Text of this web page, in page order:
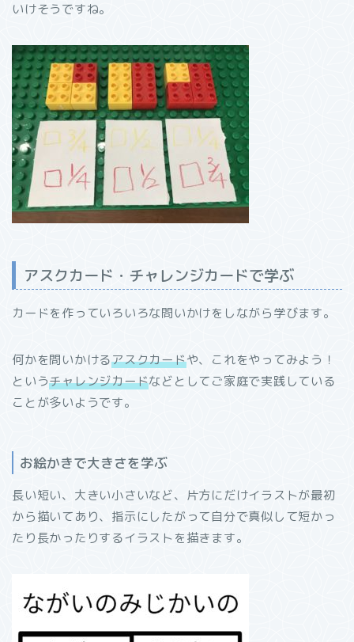
いけそうですね。
アスクカード・チャレンジカードで学ぶ
カードを作っていろいろな問いかけをしながら学びます。
何かを問いかけるアスクカードや、これをやってみよう！
というチャレンジカードなどとしてご家庭で実践している
ことが多いようです。
お絵かきで大きさを学ぶ
長い短い、大きい小さいなど、片方にだけイラストが最初
から描いてあり、指示にしたがって自分で真似して短かっ
たり長かったりするイラストを描きます。